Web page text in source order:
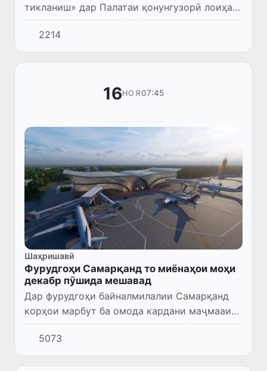
тикланиш» дар Палатаи қонунгузорӣ лоиҳаи
қонун «Дар бораи маҳдуд кардани паҳн ва
истеъмоли машрубот ва маҳсулоти тамоку»-
ро баррасӣ кард.
2214
16НОЯ07:45
Шаҳришавӣ
Фурудгоҳи Самарқанд то миёнаҳои моҳи
декабр пӯшида мешавад
Дар фурудгоҳи байналмилалии Самарқанд
корҳои марбут ба омода кардани маҷмааи
нави аэродром ва таҷҳизоти нави
авиатсионӣ ба баҳрабардорӣ идома доранд.
Ба ин муносибат, баста шудани...
5073